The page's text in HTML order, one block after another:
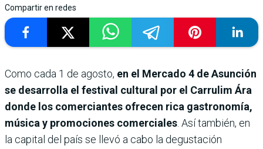
Compartir en redes
Como cada 1 de agosto, en el Mercado 4 de Asunción
se desarrolla el festival cultural por el Carrulim Ára
donde los comerciantes ofrecen rica gastronomía,
música y promociones comerciales . Así también, en
la capital del país se llevó a cabo la degustación